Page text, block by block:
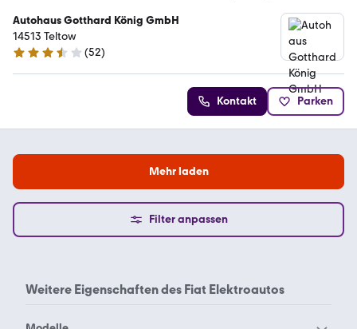
Autohaus Gotthard König GmbH
14513 Teltow
3.7 Sterne
(52)
Kontakt Parken
Mehr laden
Filter anpassen
Weitere Eigenschaften des Fiat Elektroautos